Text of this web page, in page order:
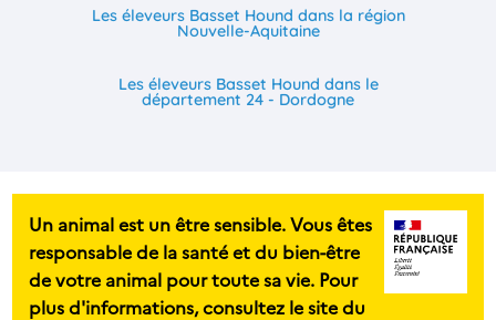
Les éleveurs Basset Hound dans la région
Nouvelle-Aquitaine
Les éleveurs Basset Hound dans le
département 24 - Dordogne
Un animal est un être sensible. Vous êtes
responsable de la santé et du bien-être
de votre animal pour toute sa vie. Pour
plus d'informations, consultez le site du